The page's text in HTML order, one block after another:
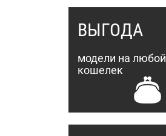
ВЫГОДА
модели на любой
кошелек